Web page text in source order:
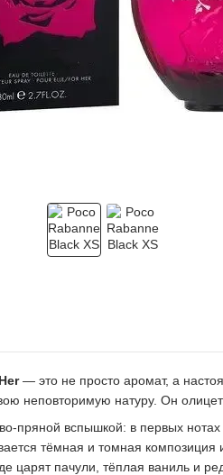
— это не просто аромат, а
неповторимую натуру. Он
пряной вспышкой: в первых нотах
тёмная и томная
царят пачули, тёплая ваниль и